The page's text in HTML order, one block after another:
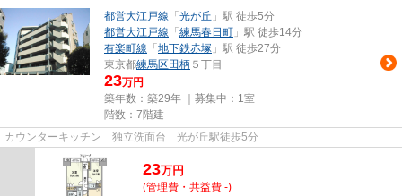
都営大江戸線 「 光が丘 」駅 徒歩5分
都営大江戸線 「 練馬春日町 」駅 徒歩14分
有楽町線 「 地下鉄赤塚 」駅 徒歩27分
東京都練馬区 田柄 ５丁目
23万円
築年数：築29年 ｜募集中： 1室
階数：7階建
カウンターキッチン 独立洗面台 光が丘駅徒歩5分
23万円
(管理費・共益費 -)